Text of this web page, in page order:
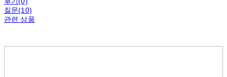
질문(10)
관련 상품